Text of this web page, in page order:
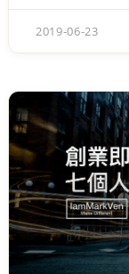
進。
2019-06-23